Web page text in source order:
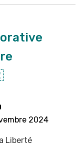
2024
Liberté